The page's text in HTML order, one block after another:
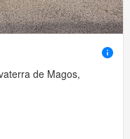
de Magos,